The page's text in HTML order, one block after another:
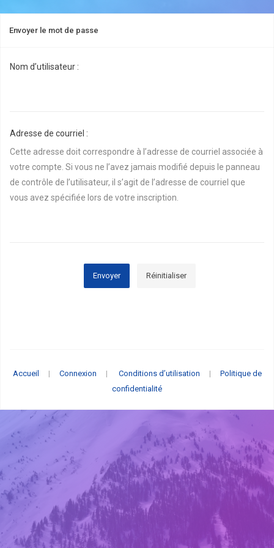
Envoyer le mot de passe
Nom d’utilisateur :
Adresse de courriel :
Cette adresse doit correspondre à l’adresse de courriel associée à
votre compte. Si vous ne l’avez jamais modifié depuis le panneau
de contrôle de l’utilisateur, il s’agit de l’adresse de courriel que
vous avez spécifiée lors de votre inscription.
Envoyer Réinitialiser
Accueil | Connexion | Conditions d’utilisation |
Politique de
confidentialité